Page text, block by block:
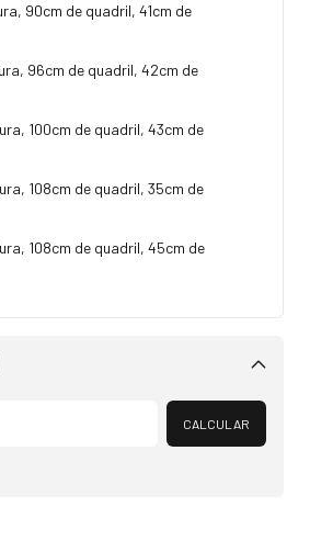
90cm de quadril, 41cm de
96cm de quadril, 42cm de
100cm de quadril, 43cm de
108cm de quadril, 35cm de
108cm de quadril, 45cm de
Alterar CEP
CALCULAR